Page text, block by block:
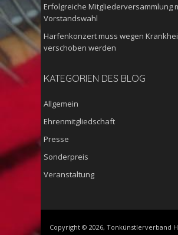
Erfolgreiche Mitgliederversammlung
Vorstandswahl
Harfenkonzert muss wegen
verschoben werden
KATEGORIEN DES BLOG
Allgemein
Ehrenmitgliedschaft
Presse
Sonderpreis
Veranstaltung
Copyright © 2026, Tonkünstlerverband